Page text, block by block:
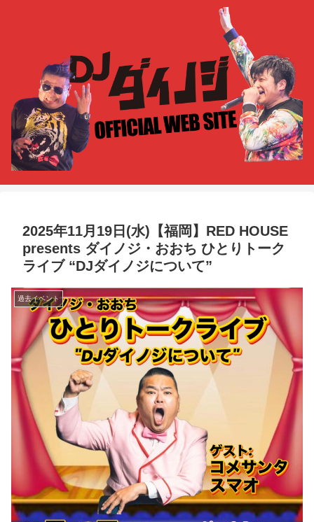
2025年11月19日(水)【福岡】RED HOUSE
presents ダイノジ・おおち ひとりトーク
ライブ “DJダイノジについて”
過去イベント